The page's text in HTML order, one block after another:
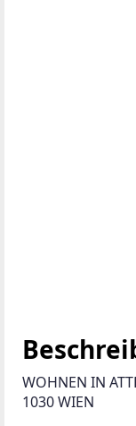
WOHNEN IN
1030 WIEN